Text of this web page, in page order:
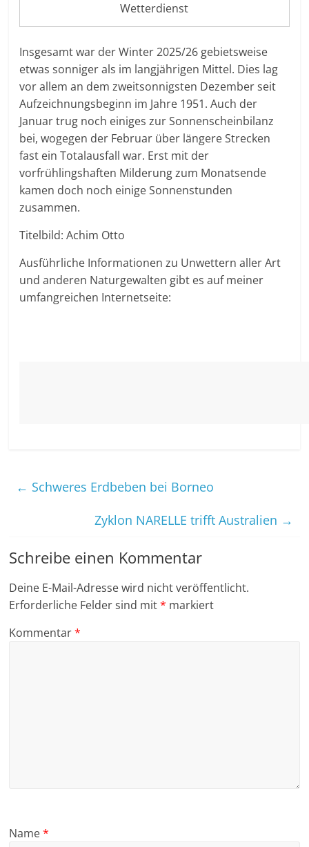
Wetterdienst
Insgesamt war der Winter 2025/26 gebietsweise
etwas sonniger als im langjährigen Mittel. Dies lag
vor allem an dem zweitsonnigsten Dezember seit
Aufzeichnungsbeginn im Jahre 1951. Auch der
Januar trug noch einiges zur Sonnenscheinbilanz
bei, wogegen der Februar über längere Strecken
fast ein Totalausfall war. Erst mit der
vorfrühlingshaften Milderung zum Monatsende
kamen doch noch einige Sonnenstunden
zusammen.
Titelbild: Achim Otto
Ausführliche Informationen zu Unwettern aller Art
und anderen Naturgewalten gibt es auf meiner
umfangreichen Internetseite:
← Schweres Erdbeben bei Borneo
Zyklon NARELLE trifft Australien →
Schreibe einen Kommentar
Deine E-Mail-Adresse wird nicht veröffentlicht.
Erforderliche Felder sind mit* markiert
Kommentar*
Name*